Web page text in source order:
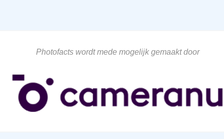
Photofacts wordt mede mogelijk gemaakt door